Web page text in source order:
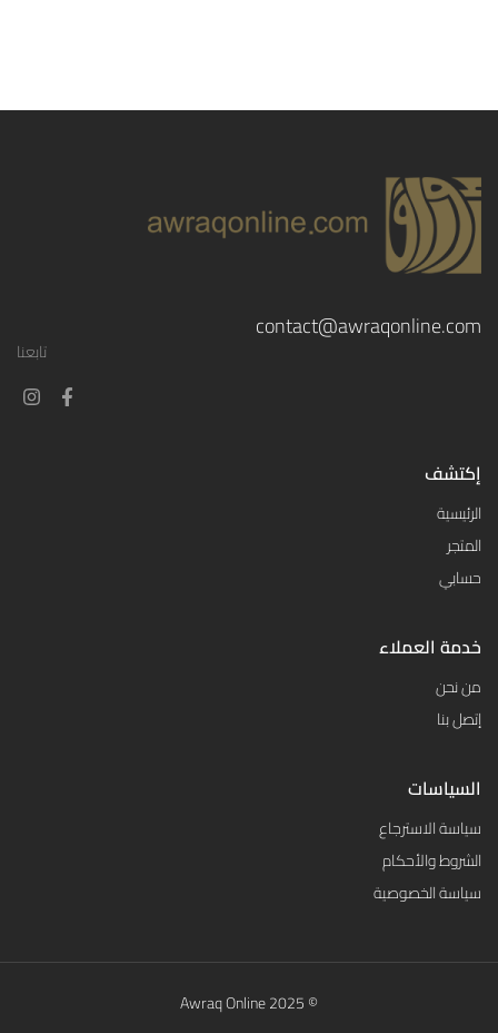
contact@awraqonline.com
تابعنا
إكتشف
الرئيسية
المتجر
حسابي
خدمة العملاء
من نحن
إتصل بنا
السياسات
سياسة الاسترجاع
الشروط والأحكام
سياسة الخصوصية
© 2025 Awraq Online